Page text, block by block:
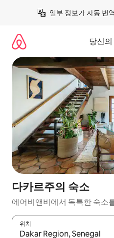
일부 정보가 자동 번
당신
다카르주의 숙소
에어비앤비에서 독특한 숙소
위치
결과가 나오면 위·아래 화살표